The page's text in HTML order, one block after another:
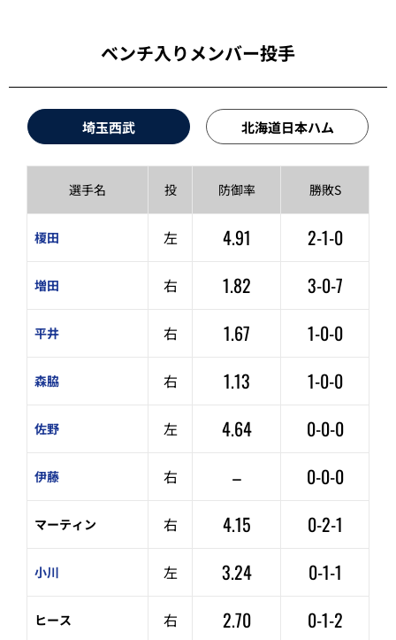
ベンチ入りメンバー投手
埼玉西武 北海道日本ハム
選手名 投 防御率 勝敗S
榎田 左 4.91 2-1-0
増田 右 1.82 3-0-7
平井 右 1.67 1-0-0
森脇 右 1.13 1-0-0
佐野 左 4.64 0-0-0
伊藤 右 – 0-0-0
マーティン 右 4.15 0-2-1
小川 左 3.24 0-1-1
ヒース 右 2.70 0-1-2